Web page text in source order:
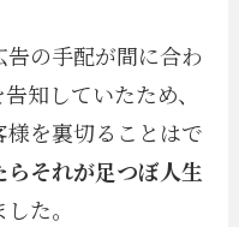
の手配が間に合わ
知していたため、
を裏切ることはで
それが足つぼ人生
た。